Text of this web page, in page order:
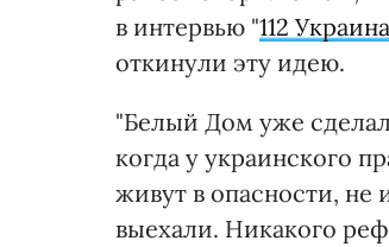
в интервью "112 Украина
откинули эту идею.
"Белый Дом уже
когда у украинского
живут в опасности,
выехали. Никакого